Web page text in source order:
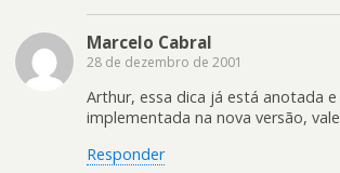
Marcelo Cabral
28 de dezembro de 2001
Arthur, essa dica já está anotada e
implementada na nova versão,
Responder